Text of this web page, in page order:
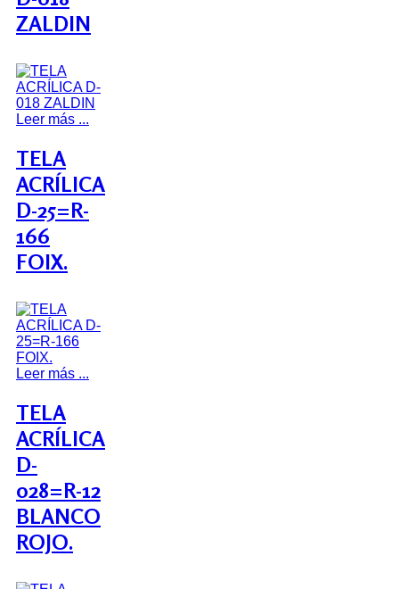
ZALDIN
Leer más ...
TELA
ACRÍLICA
D-25=R-
166
FOIX.
Leer más ...
TELA
ACRÍLICA
D-
028=R-12
BLANCO
ROJO.